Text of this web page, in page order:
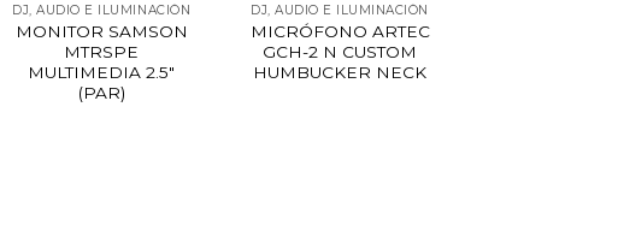
DJ, AUDIO E ILUMINACIÓN
MONITOR SAMSON
MTRSPE
MULTIMEDIA 2.5″
(PAR)
DJ, AUDIO E ILUMINACIÓN
MICRÓFONO ARTEC
GCH-2 N CUSTOM
HUMBUCKER NECK